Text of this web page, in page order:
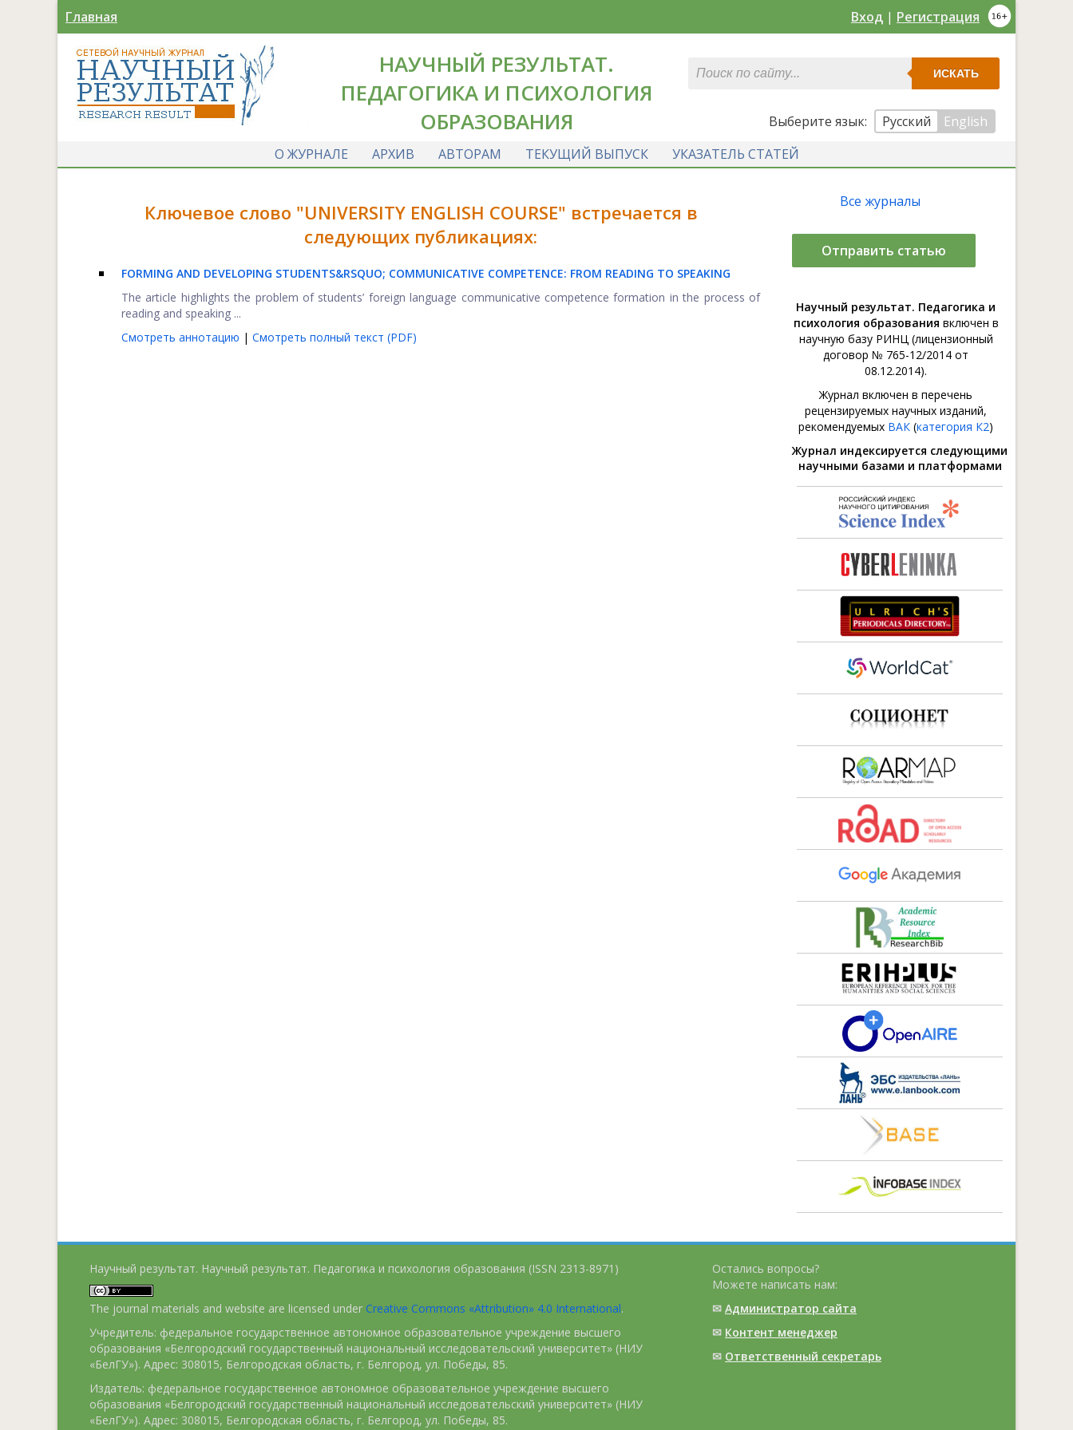
Главная Вход | Регистрация
НАУЧНЫЙ РЕЗУЛЬТАТ.
ПЕДАГОГИКА И ПСИХОЛОГИЯ
ОБРАЗОВАНИЯ
ИСКАТЬ
Выберите язык: Русский
English
О ЖУРНАЛЕ
АРХИВ АВТОРАМ ТЕКУЩИЙ ВЫПУСК УКАЗАТЕЛЬ СТАТЕЙ
Ключевое слово "UNIVERSITY ENGLISH COURSE" встречается в
следующих публикациях:
FORMING AND DEVELOPING STUDENTS&RSQUO; COMMUNICATIVE COMPETENCE: FROM READING TO SPEAKING
The article highlights the problem of students’ foreign language communicative competence formation in the process of
reading and speaking ...
Смотреть аннотацию | Смотреть полный текст (PDF)
Все журналы
Отправить статью
Научный результат. Педагогика и
психология образования включен в
научную базу РИНЦ (лицензионный
договор № 765-12/2014 от
08.12.2014).
Журнал включен в перечень
рецензируемых научных изданий,
рекомендуемых ВАК (категория К2)
Журнал индексируется следующими
научными базами и платформами
Научный результат. Научный результат. Педагогика и психология образования (ISSN 2313-8971)
The journal materials and website are licensed under Creative Commons «Attribution» 4.0 International.
Учредитель: федеральное государственное автономное образовательное учреждение высшего
образования «Белгородский государственный национальный исследовательский университет» (НИУ
«БелГУ»). Адрес: 308015, Белгородская область, г. Белгород, ул. Победы, 85.
Издатель: федеральное государственное автономное образовательное учреждение высшего
образования «Белгородский государственный национальный исследовательский университет» (НИУ
«БелГУ»). Адрес: 308015, Белгородская область, г. Белгород, ул. Победы, 85.
Остались вопросы?
Можете написать нам:
✉ Администратор сайта
✉ Контент менеджер
✉ Ответственный cекретарь